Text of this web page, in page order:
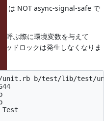
は NOT async-signal-safe で
呼ぶ際に環境変数を与えて
ッドロックは発生しなくなりま
b/test/lib/test/
Test